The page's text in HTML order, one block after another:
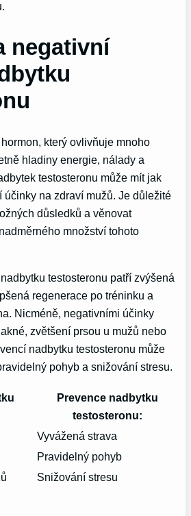
negativní
který ovlivňuje mnoho
hladiny energie, nálady a
testosteronu může mít jak
účinky na zdraví mužů. Je důležité
důsledků a věnovat
množství tohoto
testosteronu patří zvýšená
regenerace po tréninku a
Nicméně, negativními účinky
zvětšení prsou u mužů nebo
nadbytku testosteronu může
pohyb a snižování stresu.
Prevence nadbytku
testosteronu:
Vyvážená strava
Pravidelný pohyb
Snižování stresu